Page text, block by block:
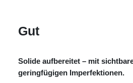
Gut
Solide aufbereitet – mit
geringfügigen Imperfektionen.